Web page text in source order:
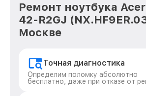
Ремонт ноутбука
42-R2GJ
Москве
Точная диагностика
Определим поломку абсолютно
бесплатно, даже при отказе от